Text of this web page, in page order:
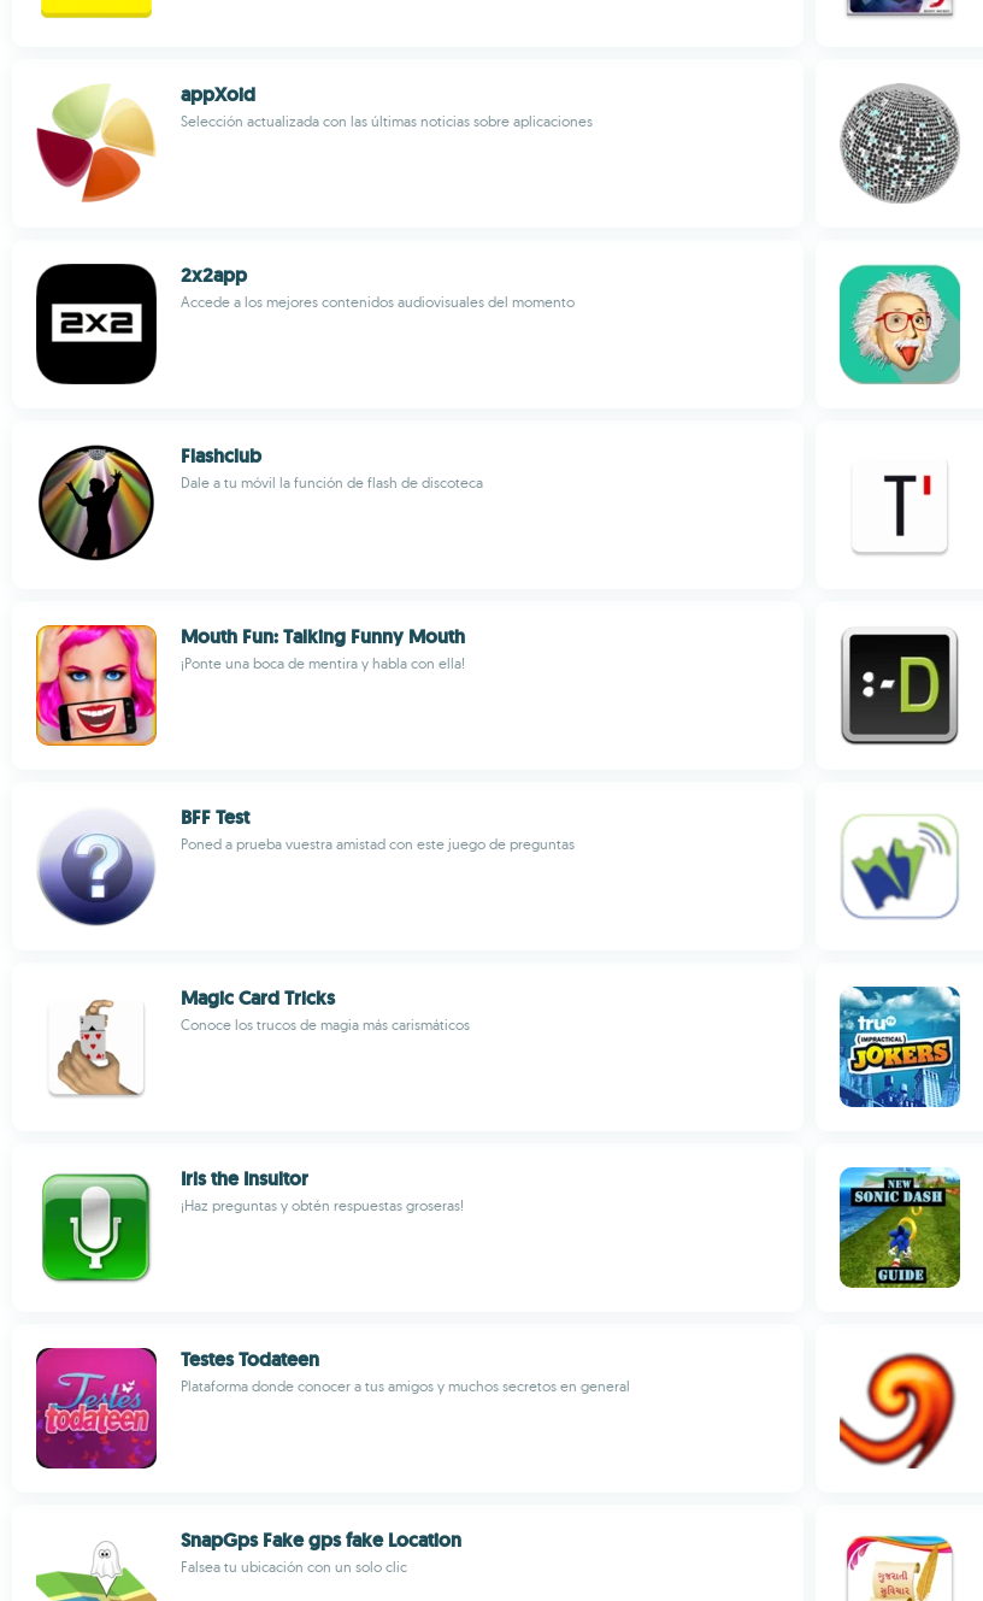
appXoid
Selección actualizada con las últimas noticias sobre aplicaciones
2x2app
Accede a los mejores contenidos audiovisuales del momento
Flashclub
Dale a tu móvil la función de flash de discoteca
Mouth Fun: Talking Funny Mouth
¡Ponte una boca de mentira y habla con ella!
BFF Test
Poned a prueba vuestra amistad con este juego de preguntas
Magic Card Tricks
Conoce los trucos de magia más carismáticos
Iris the Insultor
¡Haz preguntas y obtén respuestas groseras!
Testes Todateen
Plataforma donde conocer a tus amigos y muchos secretos en general
SnapGps Fake gps fake Location
Falsea tu ubicación con un solo clic